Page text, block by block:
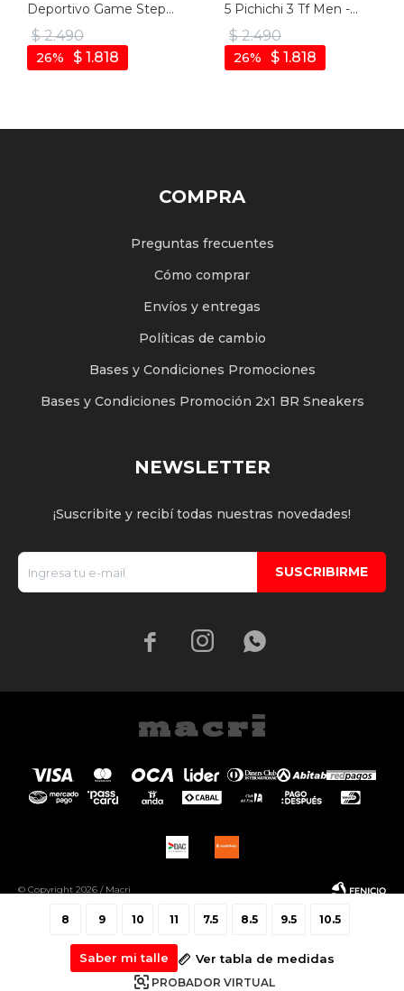
8 9 10 11 7.5 8.5 9.5 10.5
Saber mi talle Ver tabla de medidas
PROBADOR VIRTUAL
Deportivo Game Step
Metal Ps - Blanco-fucsia
$ 2.490
$ 1.818
26
5 Pichichi 3 Tf Men -
Plata-negro
$ 2.490
$ 1.818
26
COMPRA
Preguntas frecuentes
Cómo comprar
Envíos y entregas
Políticas de cambio
Bases y Condiciones Promociones
Bases y Condiciones Promoción 2x1 BR Sneakers
NEWSLETTER
¡Suscribite y recibí todas nuestras novedades!
SUSCRIBIRME
  
© Copyright 2026 / Macri